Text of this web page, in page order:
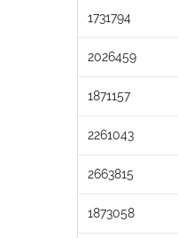
1731794
2026459
1871157
2261043
2663815
1873058